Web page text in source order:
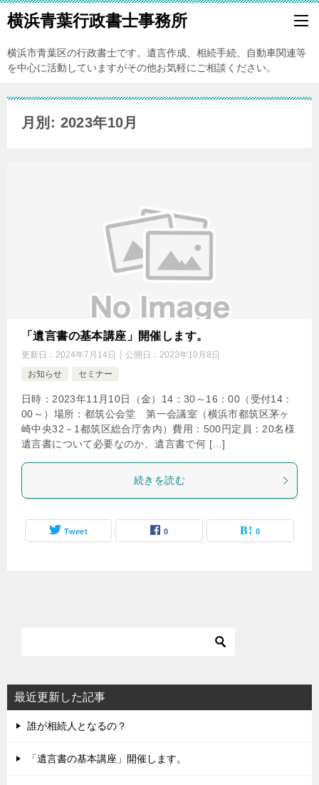
横浜青葉行政書士事務所
横浜市青葉区の行政書士です。遺言作成、相続手続、自動車関連等
を中心に活動していますがその他お気軽にご相談ください。
月別: 2023年10月
「遺言書の基本講座」開催します。
更新日： 2024年7月14日 公開日： 2023年10月8日
お知らせ
セミナー
日時：2023年11月10日（金）14：30～16：00（受付14：
00～）場所：都筑公会堂 第一会議室（横浜市都筑区茅ヶ
崎中央32－1都筑区総合庁舎内）費用：500円定員：20名様
遺言書について必要なのか、遺言書で何 […]
続きを読む
Tweet 0 0
最近更新した記事
誰が相続人となるの？
「遺言書の基本講座」開催します。